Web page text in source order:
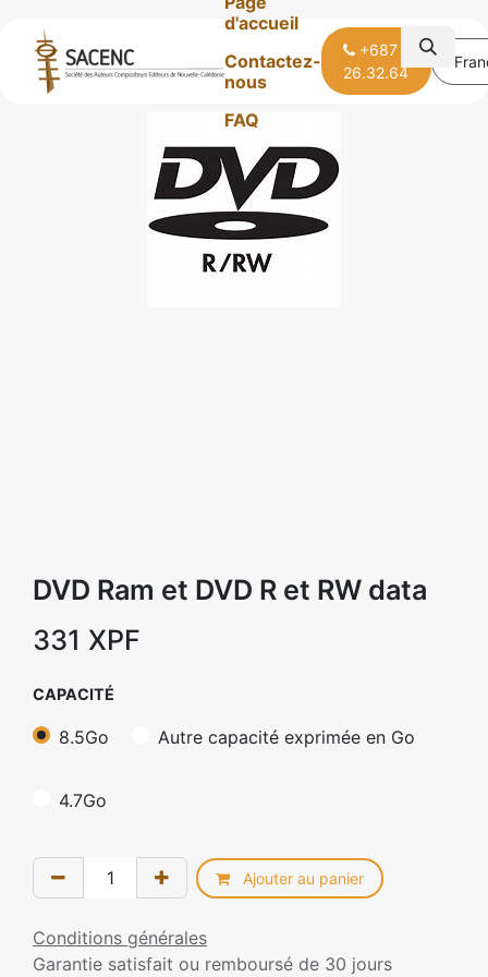
d'accueil
Contactez-
nous
FAQ
+687
26.32.64
Tous les produits DVD Ram et DVD R et RW data
DVD Ram et DVD R et RW data
331 XPF
CAPACITÉ
8.5Go Autre capacité exprimée en Go
4.7Go
Ajouter au panier
Conditions générales
Garantie satisfait ou remboursé de 30 jours